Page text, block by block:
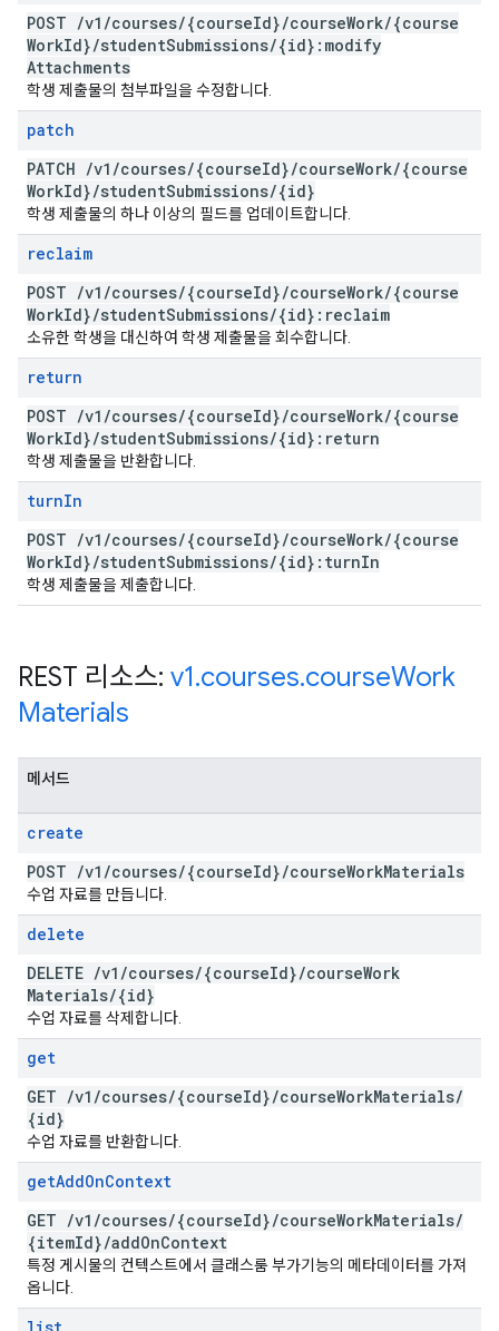
POST /v1 /courses/{courseId}/courseWork/{course
WorkId}/studentSubmissions/{id}:modify
Attachments
학생 제출물의 첨부파일을 수정합니다.
patch
PATCH /v1 /courses/{courseId}/courseWork/{course
WorkId}/studentSubmissions/{id}
학생 제출물의 하나 이상의 필드를 업데이트합니다.
reclaim
POST /v1 /courses/{courseId}/courseWork/{course
WorkId}/studentSubmissions/{id}:reclaim
소유한 학생을 대신하여 학생 제출물을 회수합니다.
return
POST /v1 /courses/{courseId}/courseWork/{course
WorkId}/studentSubmissions/{id}:return
학생 제출물을 반환합니다.
turnIn
POST /v1 /courses/{courseId}/courseWork/{course
WorkId}/studentSubmissions/{id}:turnIn
학생 제출물을 제출합니다.
REST 리소스: v1.courses.courseWork
Materials
메서드
create
POST /v1 /courses/{courseId}/courseWorkMaterials
수업 자료를 만듭니다.
delete
DELETE /v1 /courses/{courseId}/courseWork
Materials/{id}
수업 자료를 삭제합니다.
get
GET /v1 /courses/{courseId}/courseWorkMaterials/
{id}
수업 자료를 반환합니다.
getAddOnContext
GET /v1 /courses/{courseId}/courseWorkMaterials/
{itemId}/addOnContext
특정 게시물의 컨텍스트에서 클래스룸 부가기능의 메타데이터를 가져
옵니다.